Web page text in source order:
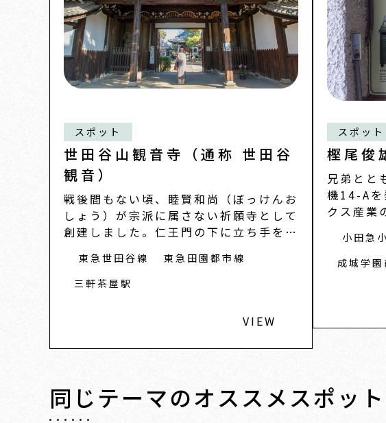
スポット
世田谷山観音寺（通称 世田谷
観音）
戦後間もない頃、睦賢和尚（ぼっけんお
しょう）が宗派に属さない祈願寺として
創建しました。仁王門の下に立ち手を叩
東急世田谷線
東急田園都市線
三軒茶屋駅
VIEW
スポット
樫尾俊
兄弟とと
機14-Aを
クス産業
小田急
成城学園
同じテーマのオススメスポット